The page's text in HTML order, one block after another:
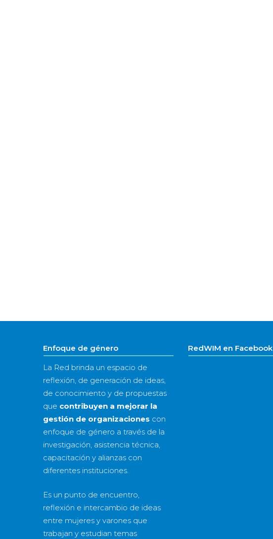
Enfoque de género
La Red brinda un espacio de
reflexión, de generación de ideas,
de conocimiento y de propuestas
que contribuyen a mejorar la
gestión de organizaciones con
enfoque de género a través de la
investigación, asistencia técnica,
capacitación y alianzas con
diferentes instituciones.
Es un punto de encuentro,
reflexión e intercambio de ideas
entre mujeres y varones que
trabajan y estudian temas
RedWIM en Facebook